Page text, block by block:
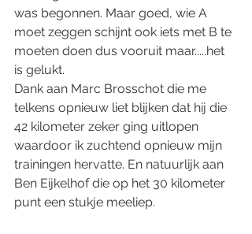
was begonnen. Maar goed, wie A
moet zeggen schijnt ook iets met B te
moeten doen dus vooruit maar.....het
is gelukt.
Dank aan Marc Brosschot die me
telkens opnieuw liet blijken dat hij die
42 kilometer zeker ging uitlopen
waardoor ik zuchtend opnieuw mijn
trainingen hervatte. En natuurlijk aan
Ben Eijkelhof die op het 30 kilometer
punt een stukje meeliep.